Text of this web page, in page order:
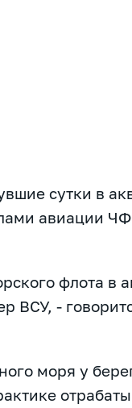
сутки в
авиации
флота в
ВСУ, -
моря у